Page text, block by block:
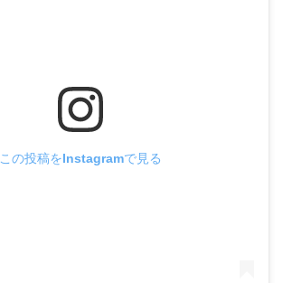
この投稿をInstagramで見る